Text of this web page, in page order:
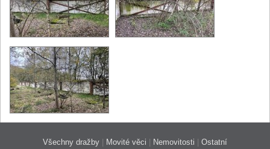
Všechny dražby | Movité věci | Nemovitosti | Ostatní